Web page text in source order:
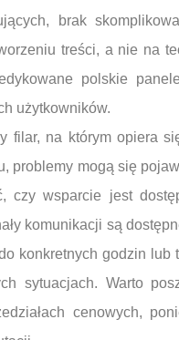
brak
treści, a nie na
polskie
użytkowników.
filar, na którym opiera
problemy mogą się
czy wsparcie jest
komunikacji są
konkretnych godzin lub
sytuacjach. Warto
cenowych,